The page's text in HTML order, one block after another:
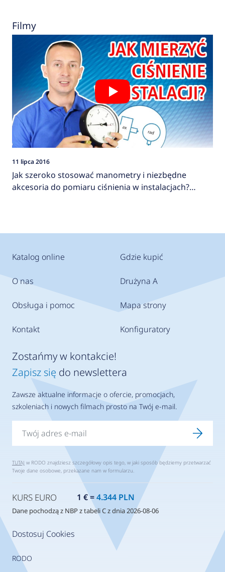
Filmy
11 lipca 2016
Jak szeroko stosować manometry i niezbędne
akcesoria do pomiaru ciśnienia w instalacjach?
Katalog online
O nas
Obsługa i pomoc
Kontakt
Gdzie kupić
Drużyna A
Mapa strony
Konfiguratory
Dostosuj Cookies
RODO
Zostańmy w kontakcie!
Zapisz się do newslettera
Zawsze aktualne informacje o ofercie, promocjach,
szkoleniach i nowych filmach prosto na Twój e-mail.
TUTAJ w RODO znajdziesz szczegółowy opis tego, w jaki sposób będziemy przetwarzać
Twoje dane osobowe, przekazane nam w formularzu.
KURS EURO 1 € =4.344 PLN
Dane pochodzą z NBP z tabeli C z dnia 2026-08-06